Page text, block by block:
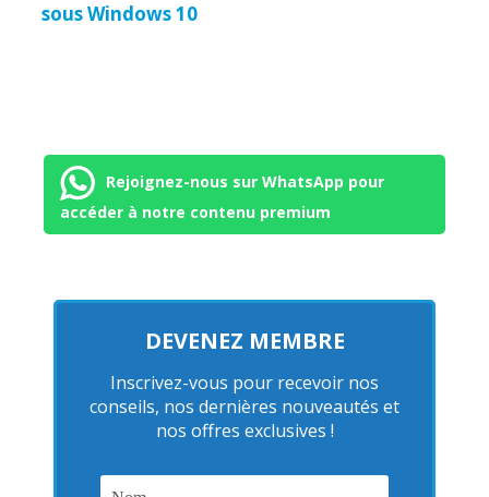
sous Windows 10
Rejoignez-nous sur WhatsApp pour
accéder à notre contenu premium
DEVENEZ MEMBRE
Inscrivez-vous pour recevoir nos
conseils, nos dernières nouveautés et
nos offres exclusives !